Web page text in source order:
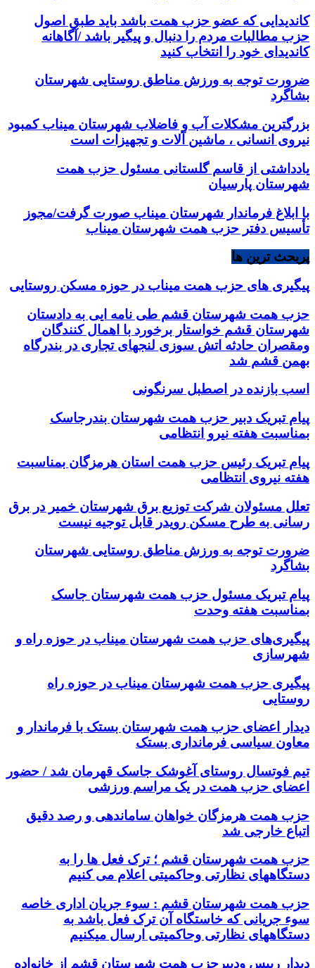
کاندیدایی که عضو حزب همت باشد باید طبق اصول
حزب مطالبات مردم را دنبال و پیگیر باشد /آگاهانه
کاندیدای خود را انتخاب کنید
ضرورت توجه به ورزش مناطق روستایی شهرستان
بشاگرد
بزرگترین مشکلات آب و فاضلاب شهرستان میناب کمبود
نیروی انسانی ، ماشین آلات و تجهیزات است
یادداشتی از قاسم گلستانی مسئول حزب همت
شهرستان پارسیان
با ابلاغ فرماندار شهرستان میناب صورت گرفت/مجوز
تأسیس دفتر حزب همت شهرستان میناب
پربحث ترین ها
پیگیری های حزب همت میناب در حوزه مسکن روستایی
حزب همت شهرستان قشم طی نامه ایی به دادستان
شهرستان قشم خواستار برخورد با اهمال کنندگان
ومقصران حادثه اتش سوزی لنجهای تجاری در بندرگاه
بهمن قشم شد
اسب بازنده در اصطبل سرنگونی
پیام تبریک دبیر حزب همت شهرستان بندرجاسک
بمناسبت هفته نیرو انتظامی
پیام تبریک رئیس حزب همت استان هرمزگان بمناسبت
هفته نیروی انتظامی
تعلل مسئولان شرکت توزیع برق شهرستان خمیر در برق
رسانی به طرح مسکن رویدر قابل توجیه نیست
ضرورت توجه به ورزش مناطق روستایی شهرستان
بشاگرد
پیام تبریک مسئول حزب همت شهرستان جاسک
بمناسبت هفته وحدت
پیگیری‌های حزب همت شهرستان میناب در حوزه راه و
شهرسازی
پیگیری حزب همت شهرستان میناب در حوزه راه
روستایی
دیدار اعضای حزب همت شهرستان بستک با فرماندار و
معاون سیاسی فرمانداری بستک
تیم فوتسال روستای آغوشک جاسک قهرمان شد / حضور
اعضای حزب همت در یک مراسم ورزشی
حزب همت هرمزگان خواهان ساماندهی و رصد دقیق
اتباع خارجی شد
حزب همت شهرستان قشم ؛ ترک فعل ها را به
دستگاههای نظارتی وحاکمیتی اعلام می کنیم
حزب همت شهرستان قشم : سوء جریان اداری خاصه
سوء جریانی که خاستگاه آن ترک فعل باشد به
دستگاههای نظارتی وحاکمیتی ارسال میکنیم
دیدار رییس ودبیرحزب همت شهرستان قشم از خانواده